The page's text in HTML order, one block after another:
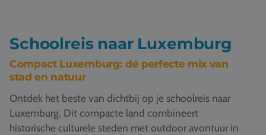
Over ons
Een offerte aanvragen
Schoolreis naar Luxemburg
Compact Luxemburg: dé perfecte mix van
stad en natuur
Ontdek het beste van dichtbij op je schoolreis naar
Luxemburg. Dit compacte land combineert
historische culturele steden met outdoor avontuur in